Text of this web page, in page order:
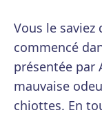
Vous le
commencé
présentée par
mauvaise
chiottes. En